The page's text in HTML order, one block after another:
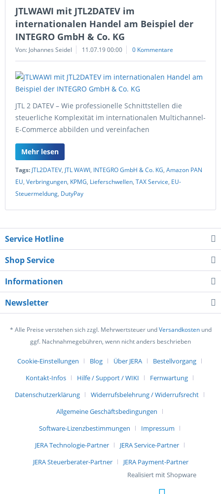
JTLWAWI mit JTL2DATEV im
internationalen Handel am Beispiel der
INTEGRO GmbH & Co. KG
Von: Johannes Seidel 11.07.19 00:00 0 Kommentare
JTL 2 DATEV – Wie professionelle Schnittstellen die
steuerliche Komplexität im internationalen Multichannel-
E-Commerce abbilden und vereinfachen
Mehr lesen
Tags: JTL2DATEV, JTL WAWI, INTEGRO GmbH & Co. KG, Amazon PAN
EU, Verbringungen, KPMG, Lieferschwellen, TAX Service, EU-
Steuermeldung, DutyPay
Service Hotline
Shop Service
Informationen
Newsletter
* Alle Preise verstehen sich zzgl. Mehrwertsteuer undVersandkostenund
ggf. Nachnahmegebühren, wenn nicht anders beschrieben
Cookie-Einstellungen Blog Über JERA
Bestellvorgang
Kontakt-Infos
Hilfe / Support / WIKI
Fernwartung
Datenschutzerklärung
Widerrufsbelehrung / Widerrufsrecht
Allgemeine Geschäftsbedingungen
Software-Lizenzbestimmungen
Impressum
JERA Technologie-Partner
JERA Service-Partner
JERA Steuerberater-Partner
JERA Payment-Partner
Realisiert mit Shopware